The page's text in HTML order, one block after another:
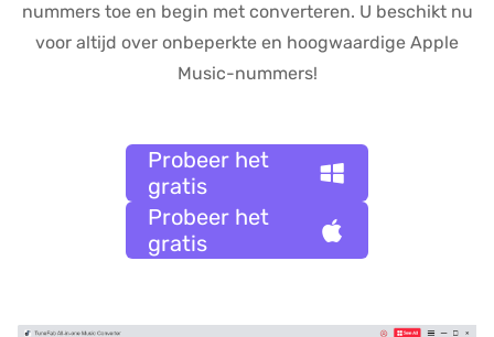
nummers toe en begin met converteren. U beschikt nu
voor altijd over onbeperkte en hoogwaardige Apple
Music-nummers!
Probeer het
gratis
Probeer het
gratis